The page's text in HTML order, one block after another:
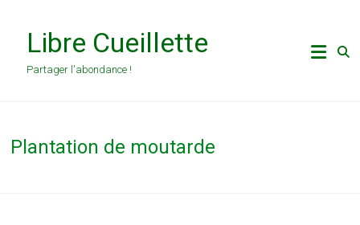
Libre Cueillette
Partager l'abondance !
Plantation de moutarde